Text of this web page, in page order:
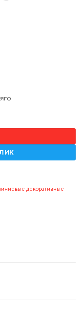
декоративные